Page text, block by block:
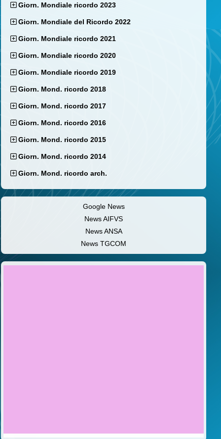
Giorn. Mondiale ricordo 2023
Giorn. Mondiale del Ricordo 2022
Giorn. Mondiale ricordo 2021
Giorn. Mondiale ricordo 2020
Giorn. Mondiale ricordo 2019
Giorn. Mond. ricordo 2018
Giorn. Mond. ricordo 2017
Giorn. Mond. ricordo 2016
Giorn. Mond. ricordo 2015
Giorn. Mond. ricordo 2014
Giorn. Mond. ricordo arch.
Google News
News AIFVS
News ANSA
News TGCOM